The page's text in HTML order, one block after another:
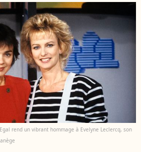
rend un vibrant hommage à Evelyne Leclercq, son